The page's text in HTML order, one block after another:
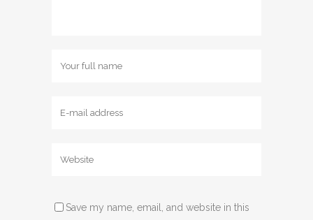
Save my name, email, and website in this